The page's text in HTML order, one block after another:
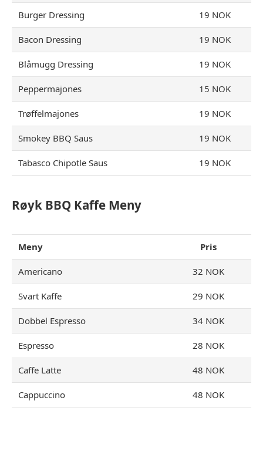
Burger Dressing 19 NOK
Bacon Dressing 19 NOK
Blåmugg Dressing 19 NOK
Peppermajones 15 NOK
Trøffelmajones 19 NOK
Smokey BBQ Saus 19 NOK
Tabasco Chipotle Saus 19 NOK
Røyk BBQ Kaffe Meny
Meny Pris
Americano 32 NOK
Svart Kaffe 29 NOK
Dobbel Espresso 34 NOK
Espresso 28 NOK
Caffe Latte 48 NOK
Cappuccino 48 NOK